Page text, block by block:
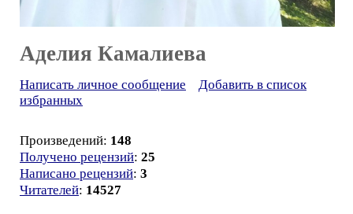
Аделия Камалиева
Написать личное сообщение
Добавить в список
избранных
Произведений: 148
Получено рецензий: 25
Написано рецензий: 3
Читателей: 14527